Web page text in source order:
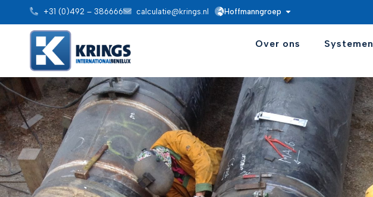
+31 (0)492 – 386666 calculatie@krings.nl Hoffmanngroep
Over ons Systemen